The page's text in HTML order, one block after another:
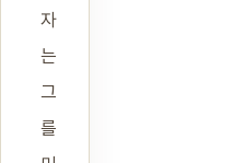
자
는
그
를